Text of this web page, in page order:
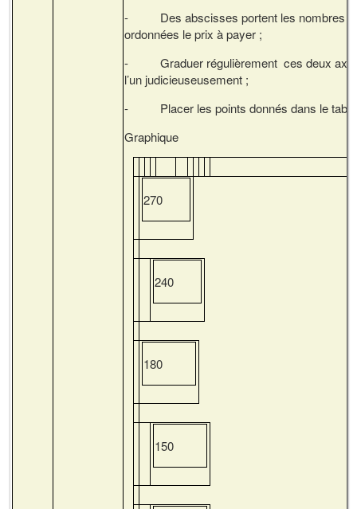
- Des abscisses portent les nombres
ordonnées le prix à payer ;
- Graduer régulièrement ces deux axe,
l’un judicieuseusement ;
- Placer les points donnés dans le
Graphique
270
240
180
150